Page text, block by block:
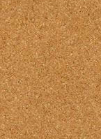
Иврит
Португальский
Чешский
Индонезийский
Нидерландский